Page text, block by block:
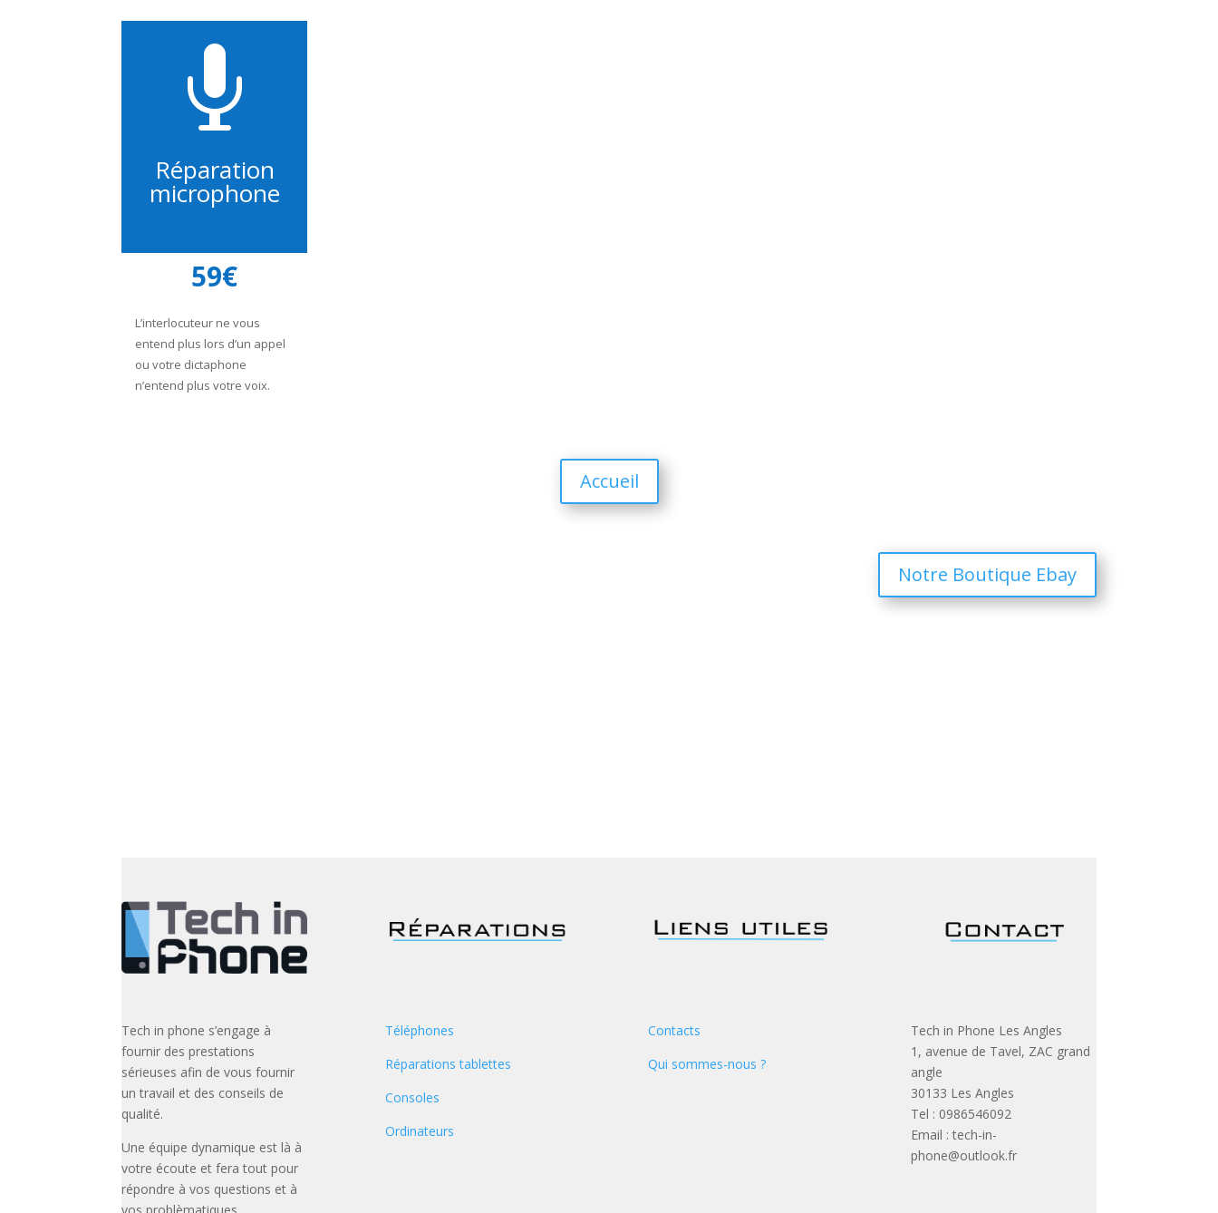

Réparation
microphone
59€
L’interlocuteur ne vous
entend plus lors d’un appel
ou votre dictaphone
n’entend plus votre voix.
Accueil
Notre Boutique Ebay
Tech in phone s’engage à
fournir des prestations
sérieuses afin de vous fournir
un travail et des conseils de
qualité.
Une équipe dynamique est là à
votre écoute et fera tout pour
répondre à vos questions et à
Téléphones
Réparations tablettes
Consoles
Ordinateurs
Contacts
Qui sommes-nous ?
Tech in Phone Les Angles
1, avenue de Tavel, ZAC grand
angle
30133 Les Angles
Tel : 0986546092
Email : tech-in-
phone@outlook.fr